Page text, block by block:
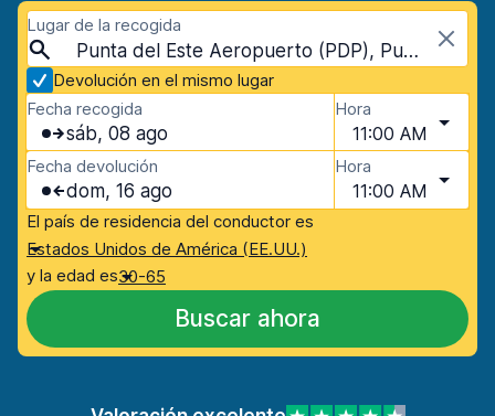
Lugar de la recogida
Punta del Este Aeropuerto (PDP), Punta del Este, Uruguay
Devolución en el mismo lugar
Fecha recogida
sáb, 08 ago
Hora
11:00 AM
Fecha devolución
dom, 16 ago
Hora
11:00 AM
El país de residencia del conductor es
Estados Unidos de América (EE.UU.)
y la edad es30-65
Buscar ahora